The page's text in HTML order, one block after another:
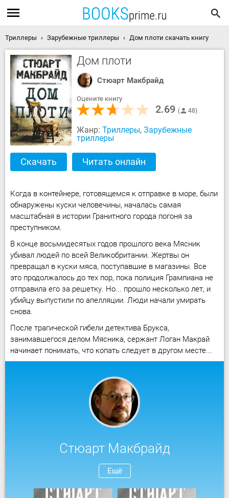
Триллеры Зарубежные триллеры Дом плоти скачать книгу
Дом плоти
Стюарт Макбрайд
Оцените книгу
2.69 48
Жанр: Триллеры, Зарубежные
триллеры
Скачать Читать онлайн
Когда в контейнере, готовящемся к отправке в море, были
обнаружены куски человечины, началась самая
масштабная в истории Гранитного города погоня за
преступником.
В конце восьмидесятых годов прошлого века Мясник
убивал людей по всей Великобритании. Жертвы он
превращал в куски мяса, поступавшие в магазины. Все
это продолжалось до тех пор, пока полиция Грампиана не
отправила его за решетку. Но... прошло несколько лет, и
убийцу выпустили по апелляции. Люди начали умирать
снова.
После трагической гибели детектива Брукса,
занимавшегося делом Мясника, сержант Логан Макрай
начинает понимать, что копать следует в другом месте...
Стюарт Макбрайд
Ещё